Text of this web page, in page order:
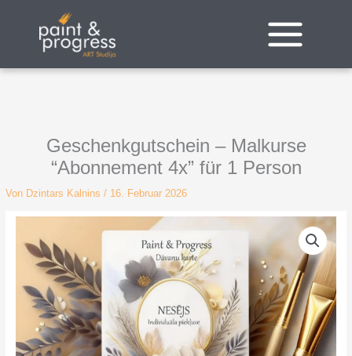
Geschenkgutschein – Malkurse
“Abonnement 4x” für 1 Person
Von Dzintars Kalnins / 16. Februar 2026